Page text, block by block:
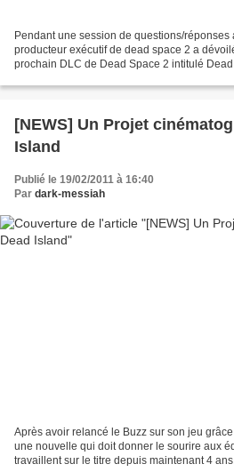
Pendant une session de questions/
producteur exécutif de dead space 2 a
prochain DLC de Dead Space 2 intitulé
[NEWS] Un Projet
Island
Publié le 19/02/2011 à 16:40
Par dark-messiah
Après avoir relancé le Buzz sur son jeu
une nouvelle qui doit donner le sourire aux
travaillent sur le titre depuis maintenant 4